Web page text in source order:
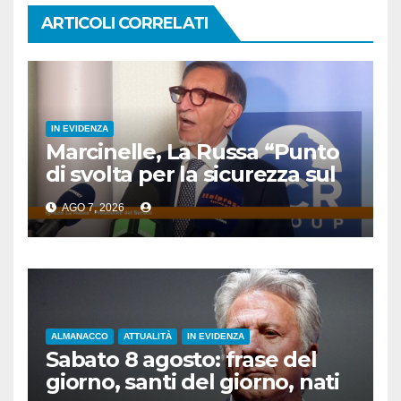
ARTICOLI CORRELATI
IN EVIDENZA
Marcinelle, La Russa “Punto
di svolta per la sicurezza sul
lavoro”
AGO 7, 2026
ALMANACCO ATTUALITÀ IN EVIDENZA
Sabato 8 agosto: frase del
giorno, santi del giorno, nati